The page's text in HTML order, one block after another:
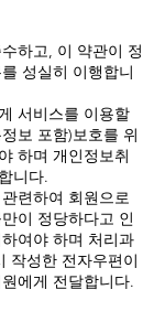
하고, 이 약관이 정
성실히 이행합니
서비스를 이용할
보 포함)보호를 위
하며 개인정보취
니다.
련하여 회원으로
이 정당하다고 인
여야 하며 처리과
작성한 전자우편이
에게 전달합니다.